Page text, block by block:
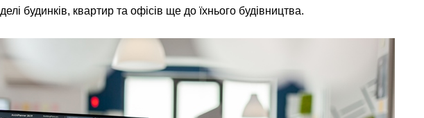
будинків, квартир та офісів ще до їхнього будівництва.